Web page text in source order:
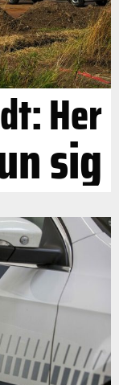
Her
sig